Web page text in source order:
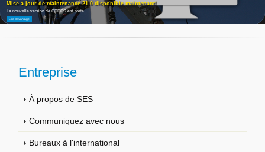
Mise à jour de maintenance 21.0 disponible maintenant!
La nouvelle version de CDEGS est prête
Lire davantage
Entreprise
À propos de SES
Communiquez avec nous
Bureaux à l'international